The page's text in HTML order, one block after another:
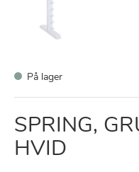
På lager
SPRING,
HVID